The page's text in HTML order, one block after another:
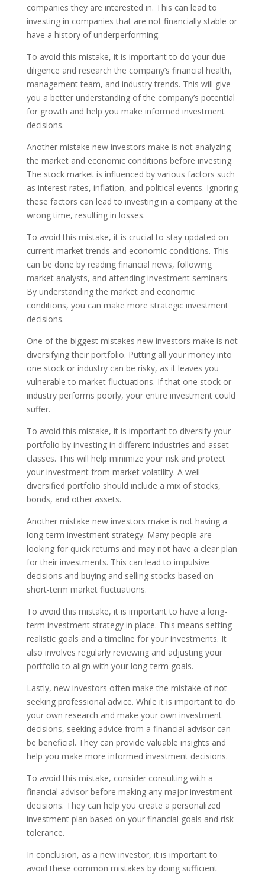
companies they are interested in. This can lead to
investing in companies that are not financially stable or
have a history of underperforming.
To avoid this mistake, it is important to do your due
diligence and research the company’s financial health,
management team, and industry trends. This will give
you a better understanding of the company’s potential
for growth and help you make informed investment
decisions.
Another mistake new investors make is not analyzing
the market and economic conditions before investing.
The stock market is influenced by various factors such
as interest rates, inflation, and political events. Ignoring
these factors can lead to investing in a company at the
wrong time, resulting in losses.
To avoid this mistake, it is crucial to stay updated on
current market trends and economic conditions. This
can be done by reading financial news, following
market analysts, and attending investment seminars.
By understanding the market and economic
conditions, you can make more strategic investment
decisions.
One of the biggest mistakes new investors make is not
diversifying their portfolio. Putting all your money into
one stock or industry can be risky, as it leaves you
vulnerable to market fluctuations. If that one stock or
industry performs poorly, your entire investment could
suffer.
To avoid this mistake, it is important to diversify your
portfolio by investing in different industries and asset
classes. This will help minimize your risk and protect
your investment from market volatility. A well-
diversified portfolio should include a mix of stocks,
bonds, and other assets.
Another mistake new investors make is not having a
long-term investment strategy. Many people are
looking for quick returns and may not have a clear plan
for their investments. This can lead to impulsive
decisions and buying and selling stocks based on
short-term market fluctuations.
To avoid this mistake, it is important to have a long-
term investment strategy in place. This means setting
realistic goals and a timeline for your investments. It
also involves regularly reviewing and adjusting your
portfolio to align with your long-term goals.
Lastly, new investors often make the mistake of not
seeking professional advice. While it is important to do
your own research and make your own investment
decisions, seeking advice from a financial advisor can
be beneficial. They can provide valuable insights and
help you make more informed investment decisions.
To avoid this mistake, consider consulting with a
financial advisor before making any major investment
decisions. They can help you create a personalized
investment plan based on your financial goals and risk
tolerance.
In conclusion, as a new investor, it is important to
avoid these common mistakes by doing sufficient